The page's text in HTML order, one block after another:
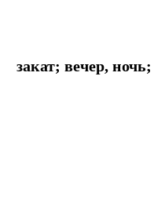
закат; вечер, ночь;